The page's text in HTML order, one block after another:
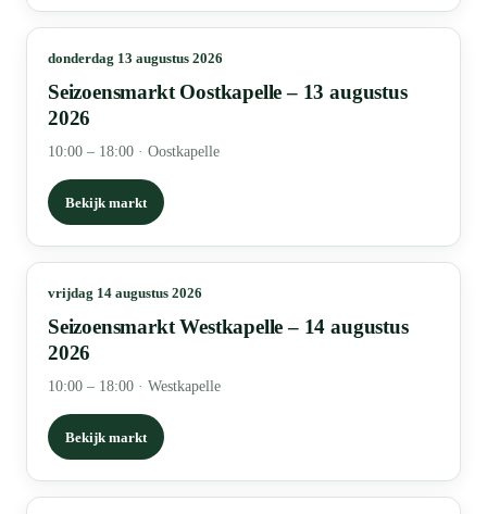
donderdag 13 augustus 2026
Seizoensmarkt Oostkapelle – 13 augustus
2026
10:00 – 18:00 · Oostkapelle
Bekijk markt
vrijdag 14 augustus 2026
Seizoensmarkt Westkapelle – 14 augustus
2026
10:00 – 18:00 · Westkapelle
Bekijk markt